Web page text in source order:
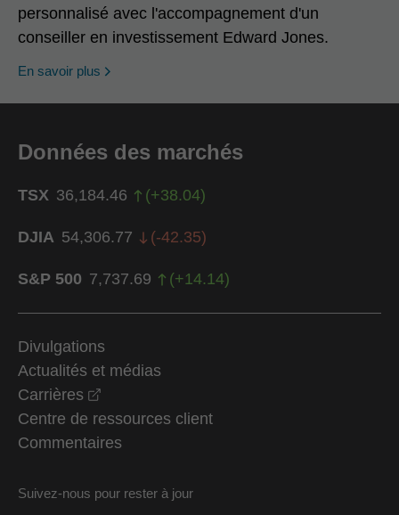
personnalisé avec l'accompagnement d'un
conseiller en investissement Edward Jones.
En savoir plus
Données des marchés
TSX 36,184.46 (+38.04)
DJIA 54,306.77 (-42.35)
S&P 500 7,737.69 (+14.14)
Divulgations
Actualités et médias
Carrières
Centre de ressources client
Commentaires
Suivez-nous pour rester à jour